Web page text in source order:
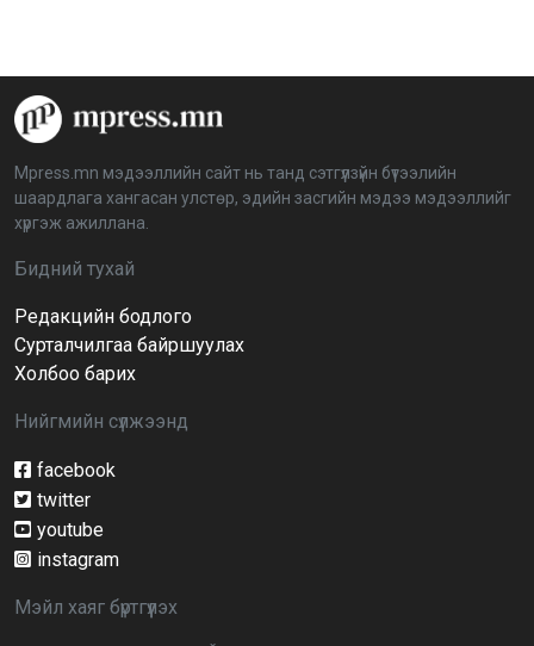
аймагт үргэлжилж байна
BTS-ийн тоглолтыг Netflix дэлхий даяар шууд
дамжуулна
Иргэдийн төлөөлөгчдийн хурлын 2026 оны
нөхөн сонгууль 6 дугаар сарын 21-нд болно
Д.Тэгшбаяр: НҮБ-ын тогтоол санаачилж,
Улс төрийн намуудын 2025 оны тайлан олон
Mpress.mn мэдээллийн сайт нь танд сэтгүүлзүйн бүтээлийн
шаардлага хангасан улстөр, эдийн засгийн мэдээ мэдээллийг
хүргэж ажиллана.
Бидний тухай
Редакцийн бодлого
Сурталчилгаа байршуулах
Холбоо барих
Нийгмийн сүлжээнд
facebook
twitter
youtube
instagram
Мэйл хаяг бүртгүүлэх